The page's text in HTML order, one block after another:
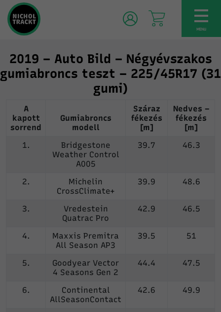
MENU
2019 – Auto Bild – Négyévszakos
gumiabroncs teszt – 225/45R17 (31
gumi)
A
kapott
sorrend
Gumiabroncs
modell
Száraz
fékezés
[m]
Nedves –
fékezés
[m]
1.
Bridgestone
Weather Control
A005
39.7 46.3
2.
Michelin
CrossClimate+
39.9 48.6
3.
Vredestein
Quatrac Pro
42.9 46.5
4.
Maxxis Premitra
All Season AP3
39.5 51
5.
Goodyear Vector
4 Seasons Gen 2
44.4 47.5
6.
Continental
AllSeasonContact
42.6 49.9